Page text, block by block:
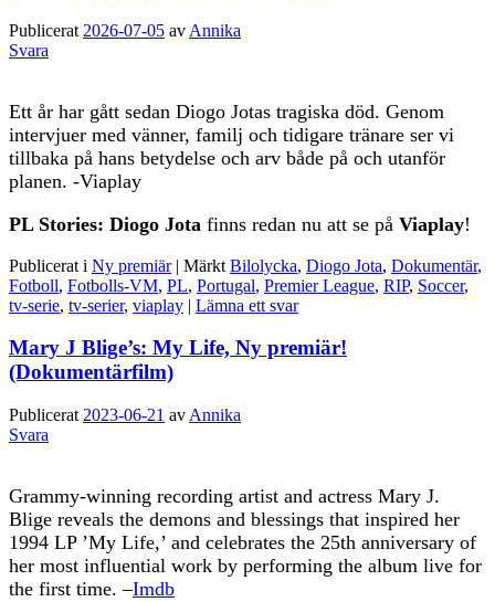
Publicerat 2026-07-05 av Annika
Svara
Ett år har gått sedan Diogo Jotas tragiska död. Genom
intervjuer med vänner, familj och tidigare tränare ser vi
tillbaka på hans betydelse och arv både på och utanför
planen. -Viaplay
PL Stories: Diogo Jota finns redan nu att se på Viaplay!
Publicerat i Ny premiär | Märkt Bilolycka, Diogo Jota, Dokumentär,
Fotboll, Fotbolls-VM, PL, Portugal, Premier League, RIP, Soccer,
tv-serie, tv-serier, viaplay | Lämna ett svar
Mary J Blige’s: My Life, Ny premiär!
(Dokumentärfilm)
Publicerat 2023-06-21 av Annika
Svara
Grammy-winning recording artist and actress Mary J.
Blige reveals the demons and blessings that inspired her
1994 LP ’My Life,’ and celebrates the 25th anniversary of
her most influential work by performing the album live for
the first time. –Imdb